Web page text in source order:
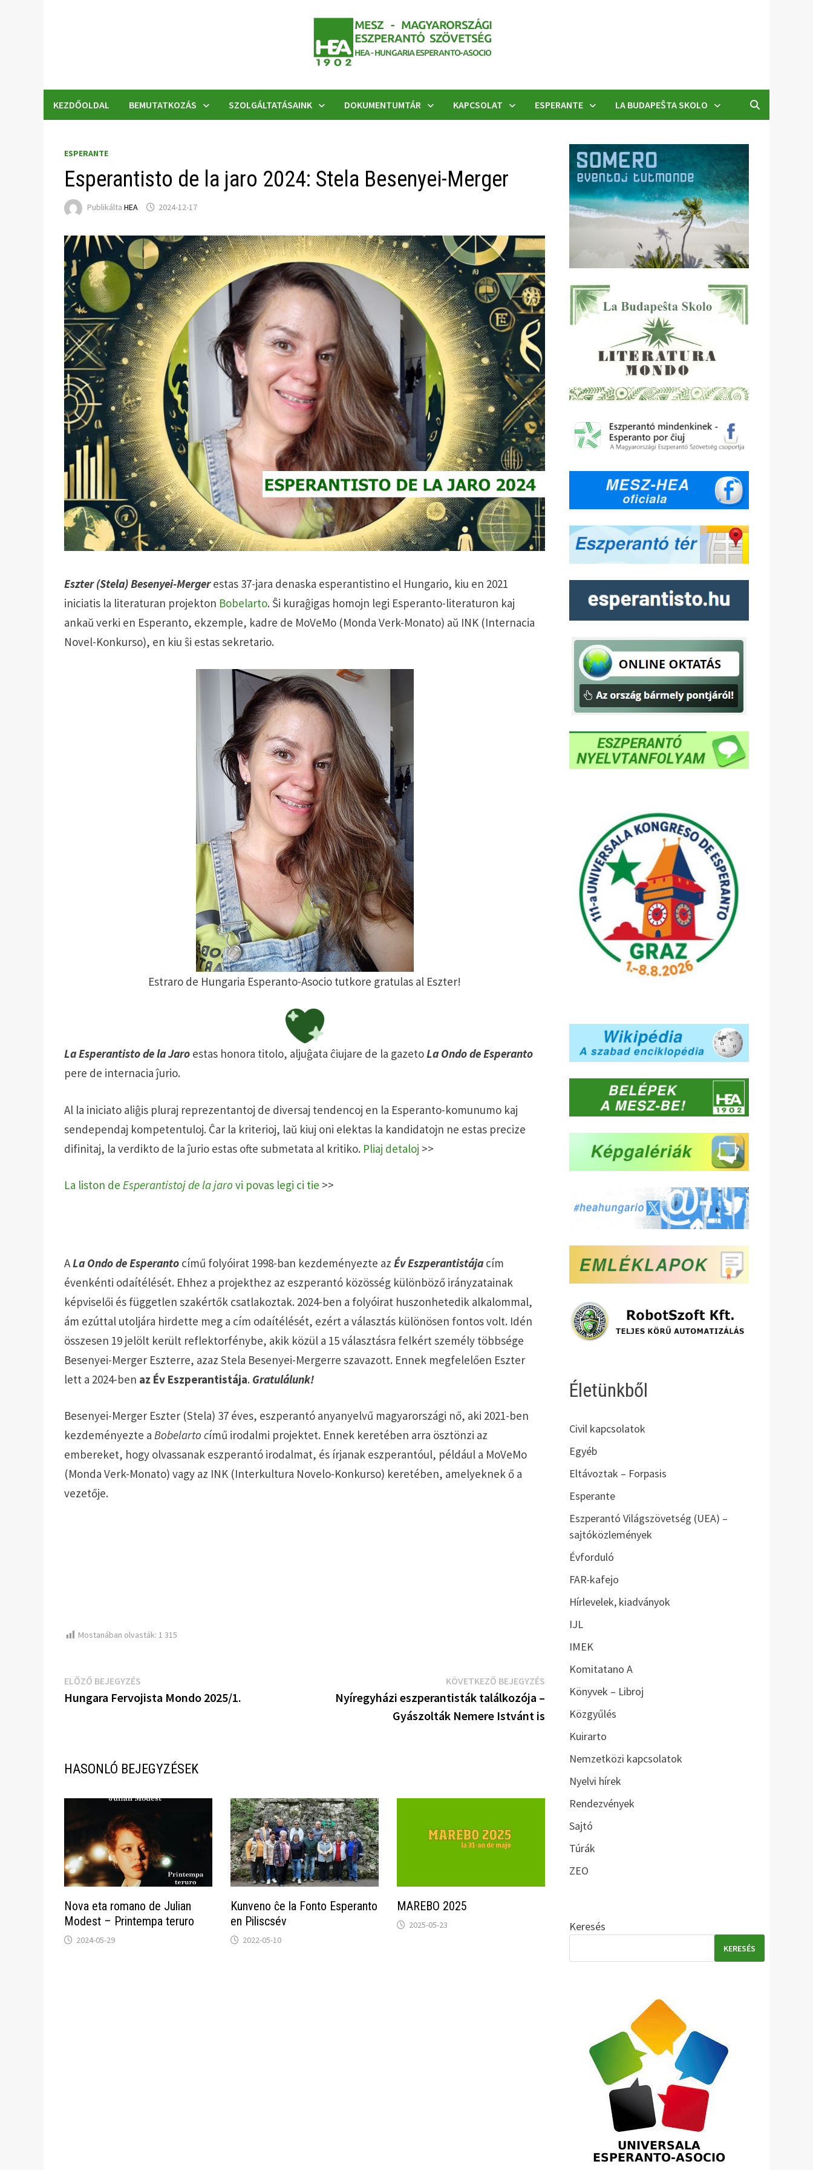
KEZDŐOLDAL BEMUTATKOZÁS SZOLGÁLTATÁSAINK DOKUMENTUMTÁR KAPCSOLAT ESPERANTE LA BUDAPEŜTA SKOLO
ESPERANTE
Esperantisto de la jaro 2024: Stela Besenyei-Merger
PublikáltaHEA 2024-12-17
Eszter (Stela) Besenyei-Mergerestas 37-jara denaska esperantistino el Hungario, kiu en 2021
iniciatis la literaturan projekton Bobelarto. Ŝi kuraĝigas homojn legi Esperanto-literaturon kaj
ankaŭ verki en Esperanto, ekzemple, kadre de MoVeMo (Monda Verk-Monato) aŭ INK (Internacia
Novel-Konkurso), en kiu ŝi estas sekretario.
Estraro de Hungaria Esperanto-Asocio tutkore gratulas al Eszter!
La Esperantisto de la Jaro estas honora titolo, aljuĝata ĉiujare de la gazetoLa Ondo de Esperanto
pere de internacia ĵurio.
Al la iniciato aliĝis pluraj reprezentantoj de diversaj tendencoj en la Esperanto-komunumo kaj
sendependaj kompetentuloj. Ĉar la kriterioj, laŭ kiuj oni elektas la kandidatojn ne estas precize
difinitaj, la verdikto de la ĵurio estas ofte submetata al kritiko. Pliaj detaloj >>
La liston deEsperantistoj de la jaro vi povas legi ci tie >>
ALa Ondo de Esperanto című folyóirat 1998-ban kezdeményezte azÉv Eszperantistája cím
évenkénti odaítélését. Ehhez a projekthez az eszperantó közösség különböző irányzatainak
képviselői és független szakértők csatlakoztak. 2024-ben a folyóirat huszonhetedik alkalommal,
ám ezúttal utoljára hirdette meg a cím odaítélését, ezért a választás különösen fontos volt. Idén
összesen 19 jelölt került reflektorfénybe, akik közül a 15 választásra felkért személy többsége
Besenyei-Merger Eszterre, azaz Stela Besenyei-Mergerre szavazott. Ennek megfelelően Eszter
lett a 2024-ben az Év Eszperantistája. Gratulálunk!
Besenyei-Merger Eszter (Stela) 37 éves, eszperantó anyanyelvű magyarországi nő, aki 2021-ben
kezdeményezte aBobelarto című irodalmi projektet. Ennek keretében arra ösztönzi az
embereket, hogy olvassanak eszperantó irodalmat, és írjanak eszperantóul, például a MoVeMo
(Monda Verk-Monato) vagy az INK (Interkultura Novelo-Konkurso) keretében, amelyeknek ő a
vezetője.
Mostanában olvasták: 1 315
Bejegyzés
navigáció
ELŐZŐ BEJEGYZÉS
bejegyzés:
Hungara Fervojista Mondo 2025/1.
KÖVETKEZŐ BEJEGYZÉSKövetkező
bejegyzés:
Nyíregyházi eszperantisták találkozója –
Gyászolták Nemere Istvánt is
HASONLÓ BEJEGYZÉSEK
Nova eta romano de Julian
Modest – Printempa teruro
2024-05-29
Kunveno ĉe la Fonto Esperanto
en Piliscsév
2022-05-10
MAREBO 2025
2025-05-23
Életünkből
Civil kapcsolatok
Egyéb
Eltávoztak – Forpasis
Esperante
Eszperantó Világszövetség (UEA) –
sajtóközlemények
Évforduló
FAR-kafejo
Hírlevelek, kiadványok
IJL
IMEK
Komitatano A
Könyvek – Libroj
Közgyűlés
Kuirarto
Nemzetközi kapcsolatok
Nyelvi hírek
Rendezvények
Sajtó
Túrák
ZEO
Keresés
KERESÉS